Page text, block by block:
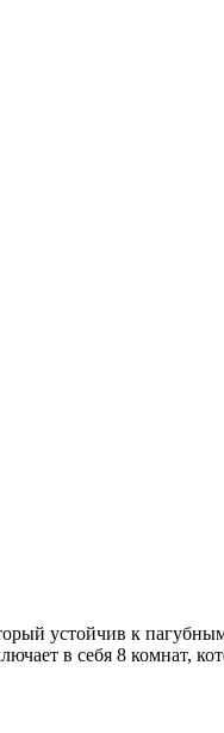
устойчив к
в себя 8 комнат,